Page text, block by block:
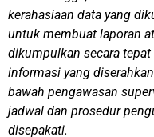
kerahasiaan data yang
untuk membuat laporan
dikumpulkan secara
informasi yang
bawah pengawasan
jadwal dan prosedur
disepakati.